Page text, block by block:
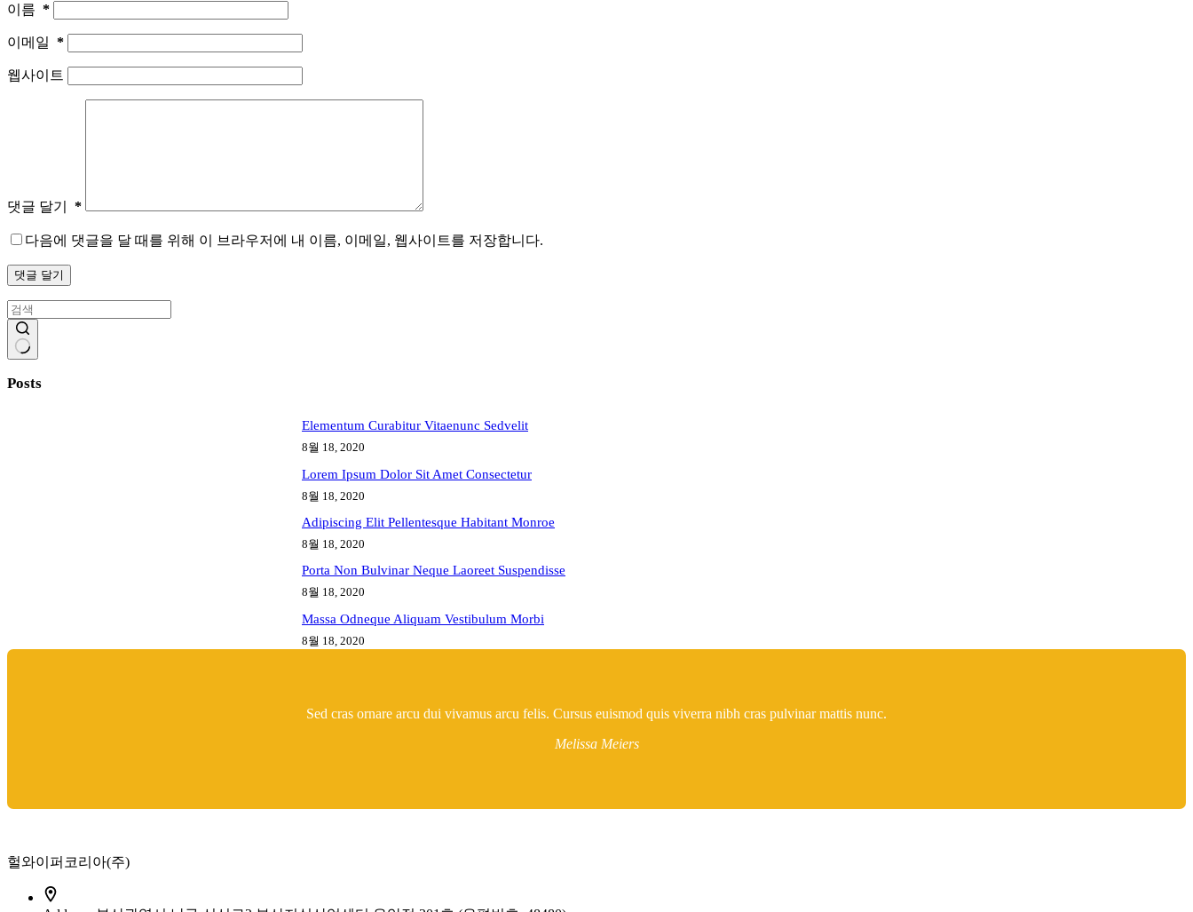
이름 *
이메일 *
웹사이트
댓글 달기 *
다음에 댓글을 달 때를 위해 이 브라우저에 내 이름, 이메일, 웹사이트를 저장합니다.
댓글 달기
과
Posts
Elementum Curabitur Vitaenunc Sedvelit
8월 18, 2020
Lorem Ipsum Dolor Sit Amet Consectetur
8월 18, 2020
Adipiscing Elit Pellentesque Habitant Monroe
8월 18, 2020
Porta Non Bulvinar Neque Laoreet Suspendisse
8월 18, 2020
Massa Odneque Aliquam Vestibulum Morbi
8월 18, 2020
Sed cras ornare arcu dui vivamus arcu felis. Cursus euismod quis viverra nibh cras pulvinar mattis nunc.
Melissa Meiers
헐와이퍼코리아(주)